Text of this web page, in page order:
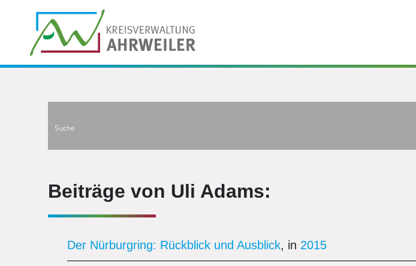
Beiträge von Uli Adams:
Der Nürburgring: Rückblick und Ausblick, in 2015